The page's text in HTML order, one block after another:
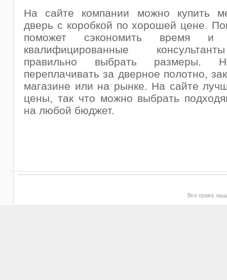
На сайте компании можно купить
дверь с коробкой по хорошей цене.
поможет сэкономить время и
квалифицированные
правильно выбрать размеры.
переплачивать за дверное полотно,
магазине или на рынке. На сайте
цены, так что можно выбрать
на любой бюджет.
Все права